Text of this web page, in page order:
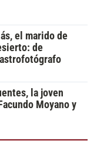
el marido de
de
la joven
Moyano y